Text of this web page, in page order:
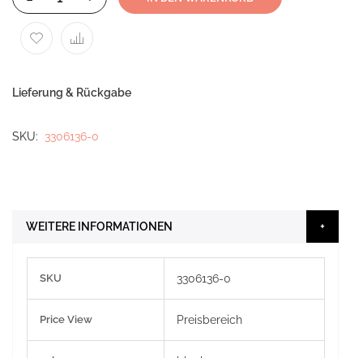
Lieferung & Rückgabe
SKU 3306136-0
WEITERE INFORMATIONEN
Informationen
SKU 3306136-0
Price View Preisbereich